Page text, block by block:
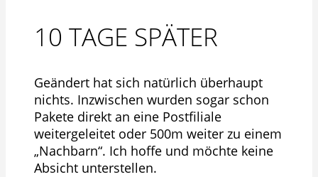
10 TAGE SPÄTER
Geändert hat sich natürlich überhaupt
nichts. Inzwischen wurden sogar schon
Pakete direkt an eine Postfiliale
weitergeleitet oder 500m weiter zu einem
„Nachbarn“. Ich hoffe und möchte keine
Absicht unterstellen.